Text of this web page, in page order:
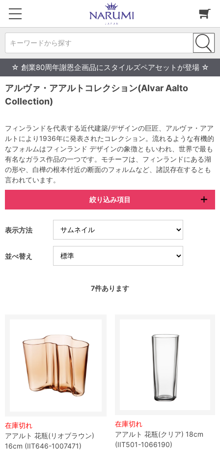
キーワードから探す
☆ 創業80周年謝恩企画品にスタイルズペアセットが登場 ☆
アルヴァ・アアルトコレクション(Alvar Aalto
Collection)
フィンランドを代表する近代建築/デザインの巨匠、アルヴァ・アア
ルトにより1936年に発表されたコレクション。流れるような有機的
なフォルムはフィンランド デザインの象徴ともいわれ、世界で最も
有名なガラス作品の一つです。モチーフは、フィンランドにある湖
の形や、白樺の根本付近の断面のフォルムなど、諸説存在するとも
言われています。
絞り込み項目
表示方法
並べ替え
7件あります
在庫切れ
アアルト 花瓶(リオブラウン)
16cm (IIT646-1007471)
在庫切れ
アアルト 花瓶(クリア) 18cm
(IIT501-1066190)